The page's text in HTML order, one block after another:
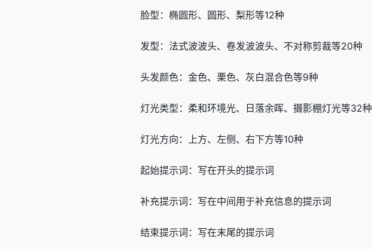
脸型：椭圆形、圆形、梨形等12种
发型：法式波波头、卷发波波头、不对称剪裁等20种
头发颜色：金色、栗色、灰白混合色等9种
灯光类型：柔和环境光、日落余晖、摄影棚灯光等32种
灯光方向：上方、左侧、右下方等10种
起始提示词：写在开头的提示词
补充提示词：写在中间用于补充信息的提示词
结束提示词：写在末尾的提示词